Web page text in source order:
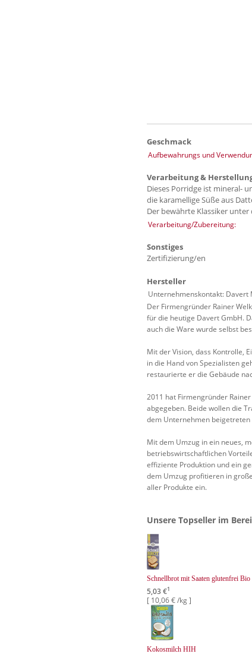
Geschmack
Aufbewahrungs und
Verarbeitung &
Dieses Porridge ist mineral-
die karamellige Süße aus
Der bewährte Klassiker
Verarbeitung/Zubereitung:
Sonstiges
Zertifizierung/en
Hersteller
Unternehmenskontakt: Davert
Der Firmengründer Rainer
für die heutige Davert GmbH.
auch die Ware wurde selbst
Mit der Vision, dass Kontrolle,
in die Hand von Spezialisten
restaurierte er die Gebäude
2011 hat Firmengründer
abgegeben. Beide wollen die
dem Unternehmen
Mit dem Umzug in ein neues,
betriebswirtschaftlichen
effiziente Produktion und ein
dem Umzug profitieren in
aller Produkte ein.
Unsere Topseller im
Schnellbrot mit Saaten glutenfrei Bio
5,03 €1
[ 10,06 € /kg ]
Kokosmilch HIH